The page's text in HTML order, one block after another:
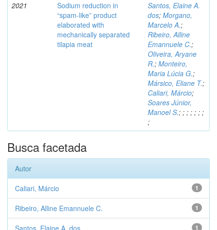
2021
Sodium reduction in
“spam-like” product
elaborated with
mechanically separated
tilapia meat
Santos, Elaine A.
dos; Morgano,
Marcelo A.;
Ribeiro, Alline
Emannuele C.;
Oliveira, Aryane
R.; Monteiro,
Maria Lúcia G.;
Mársico, Eliane T.;
Caliari, Márcio;
Soares Júnior,
Manoel S.; ; ; ; ; ; ;
;
Busca facetada
Autor
1
Caliari, Márcio
1
Ribeiro, Alline Emannuele C.
1